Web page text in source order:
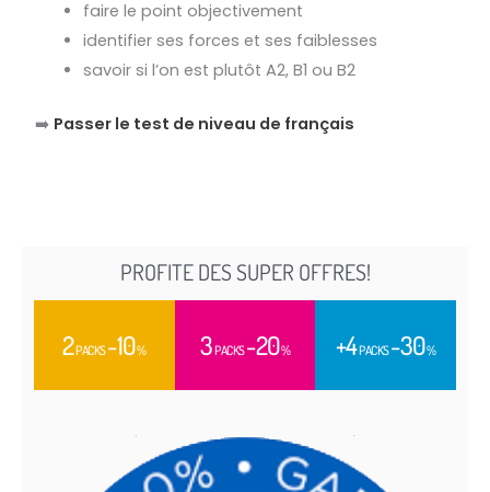
faire le point objectivement
identifier ses forces et ses faiblesses
savoir si l’on est plutôt A2, B1 ou B2
➡️ Passer le test de niveau de français
PROFITE DES SUPER OFFRES!
2PACKS-10% 3PACKS-20% +4PACKS-30%